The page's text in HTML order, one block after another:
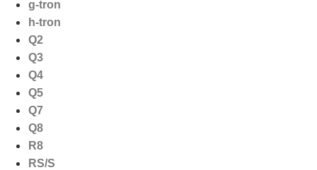
g-tron
h-tron
Q2
Q3
Q4
Q5
Q7
Q8
R8
RS/S